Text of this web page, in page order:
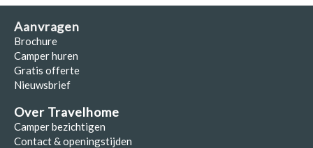
Aanvragen
Brochure
Camper huren
Gratis offerte
Nieuwsbrief
Over Travelhome
Camper bezichtigen
Contact & openingstijden